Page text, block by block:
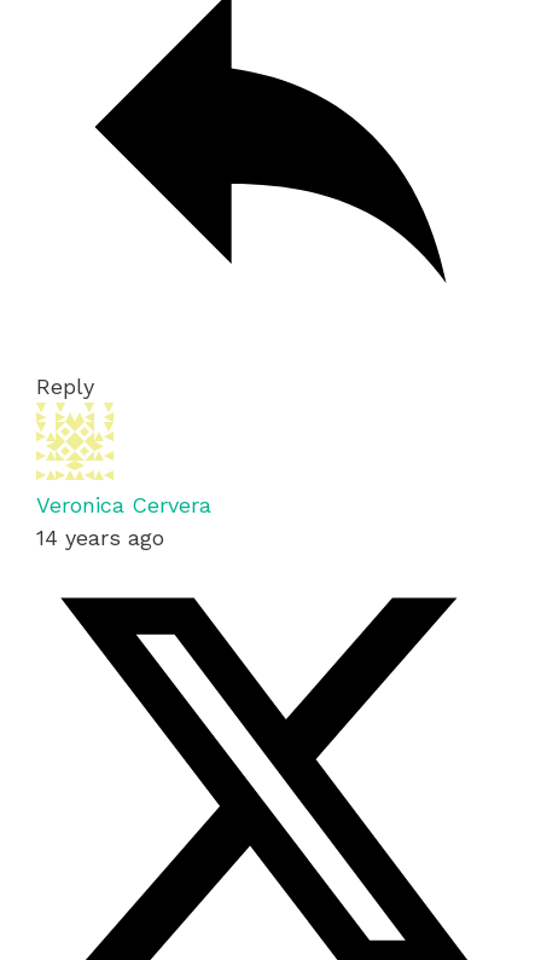
Reply
Veronica Cervera
14 years ago